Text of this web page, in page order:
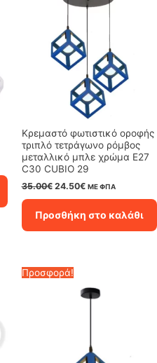
Κρεμαστό φωτιστικό οροφής
τριπλό τετράγωνο ρόμβος
μεταλλικό μπλε χρώμα E27
C30 CUBIO 29
35.00€ Original
35.00€.
24.50€Η
είναι:
24.50€.
ΜΕ ΦΠΑ
Προσθήκη στο καλάθι
Προσφορά!